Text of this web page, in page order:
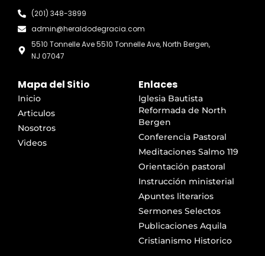
(201) 348-3899
admin@heraldodegracia.com
5510 Tonnelle Ave 5510 Tonnelle Ave, North Bergen,
NJ 07047
Mapa del Sitio
Inicio
Articulos
Nosotros
Videos
Enlaces
Iglesia Bautista
Reformada de North
Bergen
Conferencia Pastoral
Meditaciones Salmo 119
Orientación pastoral
Instrucción ministerial
Apuntes literarios
Sermones Selectos
Publicaciones Aquila
Cristianismo Historico